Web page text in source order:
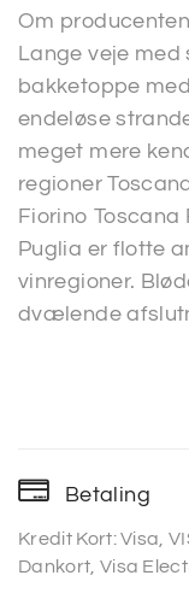
Om producenten
Lange veje med
bakketoppe
endeløse
meget mere
regioner
Fiorino Toscana
Puglia er flotte
vinregioner.
dvælende
Betaling
Kredit Kort: Visa,
Dankort, Visa